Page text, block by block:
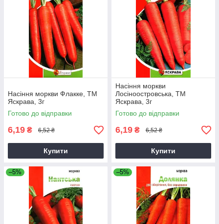
Насіння моркви Флакке, ТМ
Яскрава, 3г
Готово до відправки
6,19 ₴ 6,52 ₴
Купити
Насіння моркви
Лосiноостровська, ТМ
Яскрава, 3г
Готово до відправки
6,19 ₴ 6,52 ₴
Купити
–5% –5%